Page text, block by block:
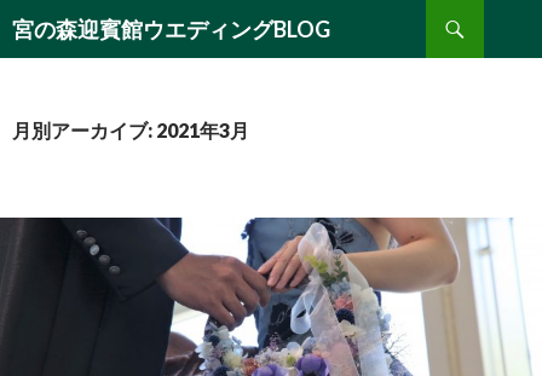
宮の森迎賓館ウエディングBLOG
検
索
ン
月別アーカイブ: 2021年3月